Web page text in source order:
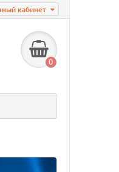
кабинет
0